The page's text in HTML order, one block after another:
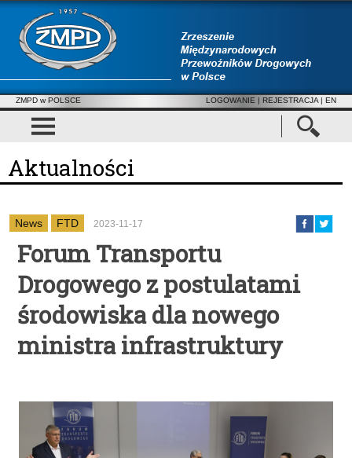
ZMPD w POLSCE LOGOWANIE | REJESTRACJA | EN
Aktualności
News FTD 2023-11-17
Forum Transportu
Drogowego z postulatami
środowiska dla nowego
ministra infrastruktury